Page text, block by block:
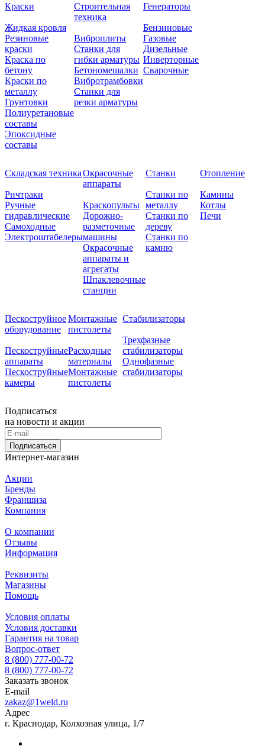
Краски
Жидкая кровля
Резиновые
краски
Краска по
бетону
Краски по
металлу
Грунтовки
Полиуретановые
составы
Эпоксидные
составы
Строительная
техника
Виброплиты
Станки для
гибки арматуры
Бетономешалки
Вибротрамбовки
Станки для
резки арматуры
Генераторы
Бензиновые
Газовые
Дизельные
Инверторные
Сварочные
Складская техника
Ричтраки
Ручные
гидравлические
Самоходные
Электроштабелеры
Окрасочные
аппараты
Краскопульты
Дорожно-
разметочные
машины
Окрасочные
аппараты и
агрегаты
Шпаклевочные
станции
Станки
Станки по
металлу
Станки по
дереву
Станки по
камню
Отопление
Камины
Котлы
Печи
Пескоструйное
оборудование
Пескоструйные
аппараты
Пескоструйные
камеры
Монтажные
пистолеты
Расходные
материалы
Монтажные
пистолеты
Стабилизаторы
Трехфазные
стабилизаторы
Однофазные
стабилизаторы
Подписаться
на новости и акции
Подписаться
Интернет-магазин
Акции
Бренды
Франшиза
Компания
О компании
Отзывы
Информация
Реквизиты
Магазины
Помощь
Условия оплаты
Условия доставки
Гарантия на товар
Вопрос-ответ
8 (800) 777-00-72
8 (800) 777-00-72
Заказать звонок
E-mail
zakaz@1weld.ru
Адрес
г. Краснодар, Колхозная улица, 1/7